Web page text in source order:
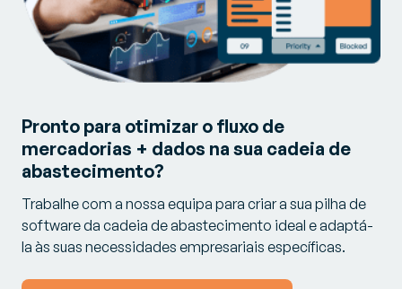
Pronto para otimizar o fluxo de
mercadorias + dados na sua cadeia de
abastecimento?
Trabalhe com a nossa equipa para criar a sua pilha de
software da cadeia de abastecimento ideal e adaptá-
la às suas necessidades empresariais específicas.